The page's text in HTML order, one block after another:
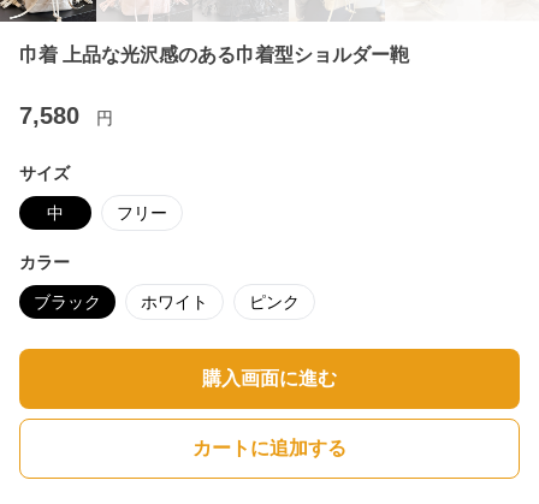
巾着 上品な光沢感のある巾着型ショルダー鞄
7,580 円
サイズ
中 フリー
カラー
ブラック ホワイト ピンク
購入画面に進む
カートに追加する